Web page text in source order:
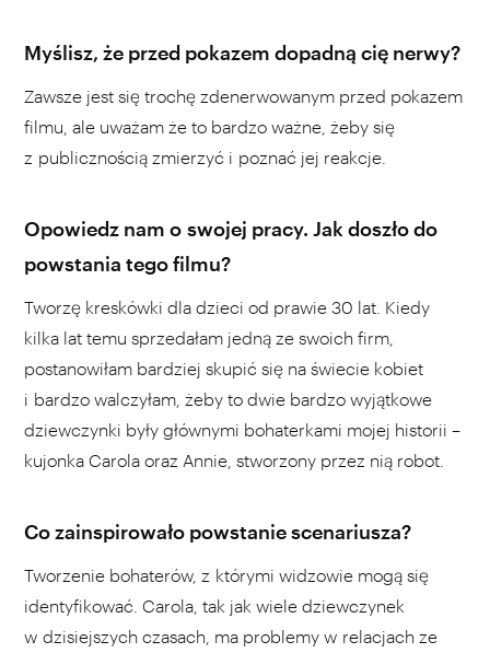
Myślisz, że przed pokazem dopadną cię nerwy?
Zawsze jest się trochę zdenerwowanym przed pokazem
filmu, ale uważam że to bardzo ważne, żeby się
z publicznością zmierzyć i poznać jej reakcje.
Opowiedz nam o swojej pracy. Jak doszło do
powstania tego filmu?
Tworzę kreskówki dla dzieci od prawie 30 lat. Kiedy
kilka lat temu sprzedałam jedną ze swoich firm,
postanowiłam bardziej skupić się na świecie kobiet
i bardzo walczyłam, żeby to dwie bardzo wyjątkowe
dziewczynki były głównymi bohaterkami mojej historii –
kujonka Carola oraz Annie, stworzony przez nią robot.
Co zainspirowało powstanie scenariusza?
Tworzenie bohaterów, z którymi widzowie mogą się
identyfikować. Carola, tak jak wiele dziewczynek
w dzisiejszych czasach, ma problemy w relacjach ze